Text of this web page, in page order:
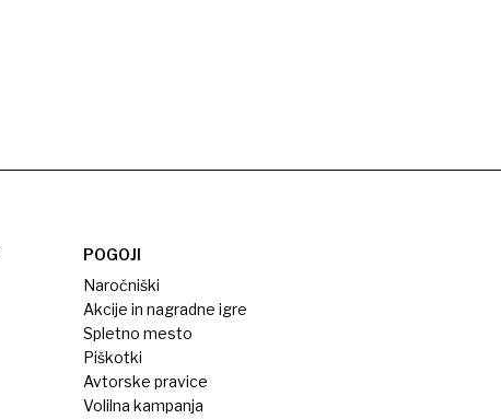
POGOJI
Naročniški
Akcije in nagradne igre
Spletno mesto
Piškotki
Avtorske pravice
Volilna kampanja